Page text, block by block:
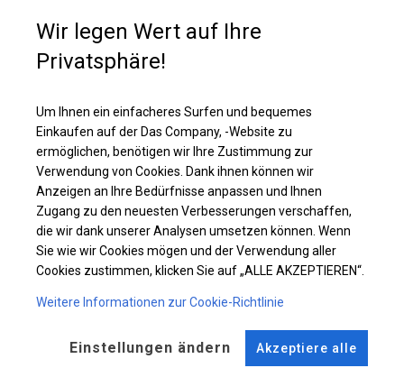
Größe von ca. 50 cm angebracht. Dank dieser Platzierung ist das Innere
des Zeltes beleuchtet, aber für Außenstehende unsichtbar.
Plane ändern
KONSTRUKTION
ANSCHLÜSSE
Wir legen Wert auf Ihre
Privatsphäre!
Um Ihnen ein einfacheres Surfen und bequemes
Einkaufen auf der Das Company, -Website zu
ermöglichen, benötigen wir Ihre Zustimmung zur
Verwendung von Cookies. Dank ihnen können wir
Anzeigen an Ihre Bedürfnisse anpassen und Ihnen
Zugang zu den neuesten Verbesserungen verschaffen,
die wir dank unserer Analysen umsetzen können. Wenn
Sie wie wir Cookies mögen und der Verwendung aller
Cookies zustimmen, klicken Sie auf „ALLE AKZEPTIEREN“.
Weitere Informationen zur Cookie-Richtlinie
Einstellungen ändern Akzeptiere alle